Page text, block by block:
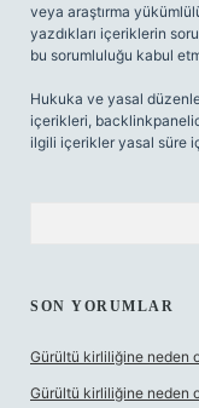
veya araştırma
yazdıkları içeriklerin
bu sorumluluğu kabul
Hukuka ve yasal
içerikleri,
ilgili içerikler yasal süre
SON YORUMLAR
Gürültü kirliliğine neden
Gürültü kirliliğine neden